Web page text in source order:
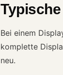
Bei einem
komplette
neu.